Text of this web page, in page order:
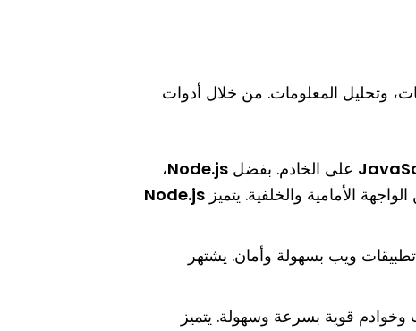
وتحليل المعلومات. من خلال أدوات
على الخادم. بفضل Node.js،
الأمامية والخلفية. يتميز Node.js